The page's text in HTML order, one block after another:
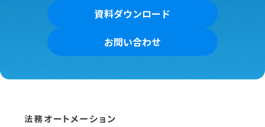
資料ダウンロード
お問い合わせ